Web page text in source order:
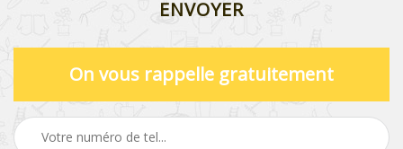
On vous rappelle gratuitement